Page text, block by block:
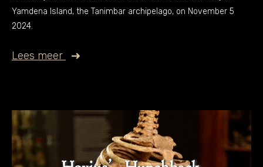
Yamdena Island, the Tanimbar archipelago, on November 5
2024.
Lees meer